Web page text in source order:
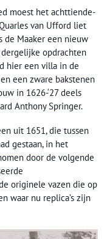
moest het achttiende-
van Ufford liet
de Maaker een nieuw
opdrachten
hier een villa in de
een zware bakstenen
in 1626-‘27 deels
Anthony Springer.
uit 1651, die tussen
gestaan, in het
door de volgende
originele vazen die op
waar nu replica’s zijn